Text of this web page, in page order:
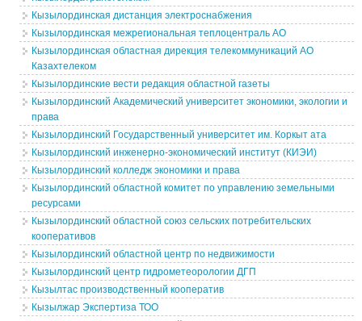
Кызылординская дистанция электроснабжения
Кызылординская межрегиональная теплоцентраль АО
Кызылординская областная дирекция телекоммуникаций АО
Казахтелеком
Кызылординские вести редакция областной газеты
Кызылординский Академический университет экономики, экологии и
права
Кызылординский Государственный университет им. Коркыт ата
Кызылординский инженерно-экономический институт (КИЭИ)
Кызылординский колледж экономики и права
Кызылординский областной комитет по управлению земельными
ресурсами
Кызылординский областной союз сельских потребительских
кооперативов
Кызылординский областной центр по недвижимости
Кызылординский центр гидрометеорологии ДГП
Кызылтас производственный кооператив
Кызылжар Экспертиза ТОО